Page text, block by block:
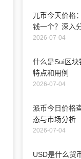
兀币今天价格
钱一个？深入
来走向
2026-07-04
什么是Sui区
特点和用例
2026-07-04
派币今日价格
态与市场分析
2026-07-04
USD是什么货